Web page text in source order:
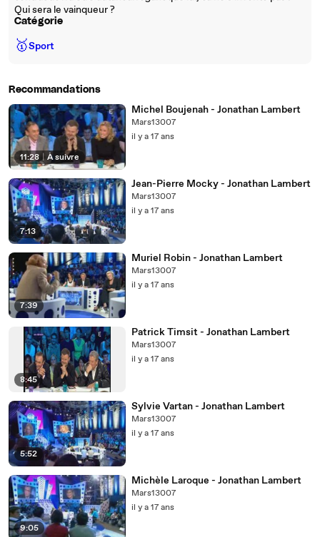
Qui sera le vainqueur ?
Catégorie
🥇Sport
Recommandations
11:28 | À suivre
Michel Boujenah - Jonathan Lambert
Mars13007
il y a 17 ans
7:13
Jean-Pierre Mocky - Jonathan Lambert
Mars13007
il y a 17 ans
7:39
Muriel Robin - Jonathan Lambert
Mars13007
il y a 17 ans
8:45
Patrick Timsit - Jonathan Lambert
Mars13007
il y a 17 ans
5:52
Sylvie Vartan - Jonathan Lambert
Mars13007
il y a 17 ans
9:05
Michèle Laroque - Jonathan Lambert
Mars13007
il y a 17 ans